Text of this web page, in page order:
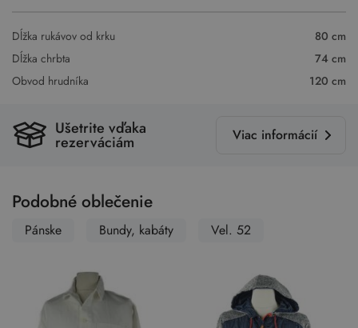
Dĺžka rukávov od krku
80 cm
Dĺžka chrbta
74 cm
Obvod hrudníka
120 cm
Ušetrite vďaka
rezerváciám Viac informácií
Podobné oblečenie
Pánske Bundy, kabáty Vel. 52